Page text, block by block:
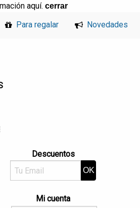
aquí. cerrar
Para regalar Novedades
Descuentos
Mi cuenta